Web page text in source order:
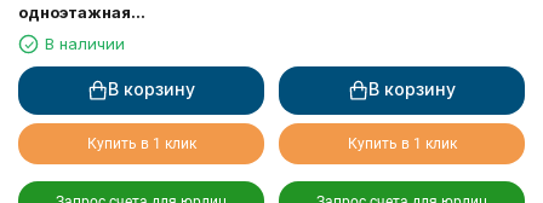
одноэтажная
хромированная 75260
В наличии
В корзину
Купить в 1 клик
В корзину
Купить в 1 клик